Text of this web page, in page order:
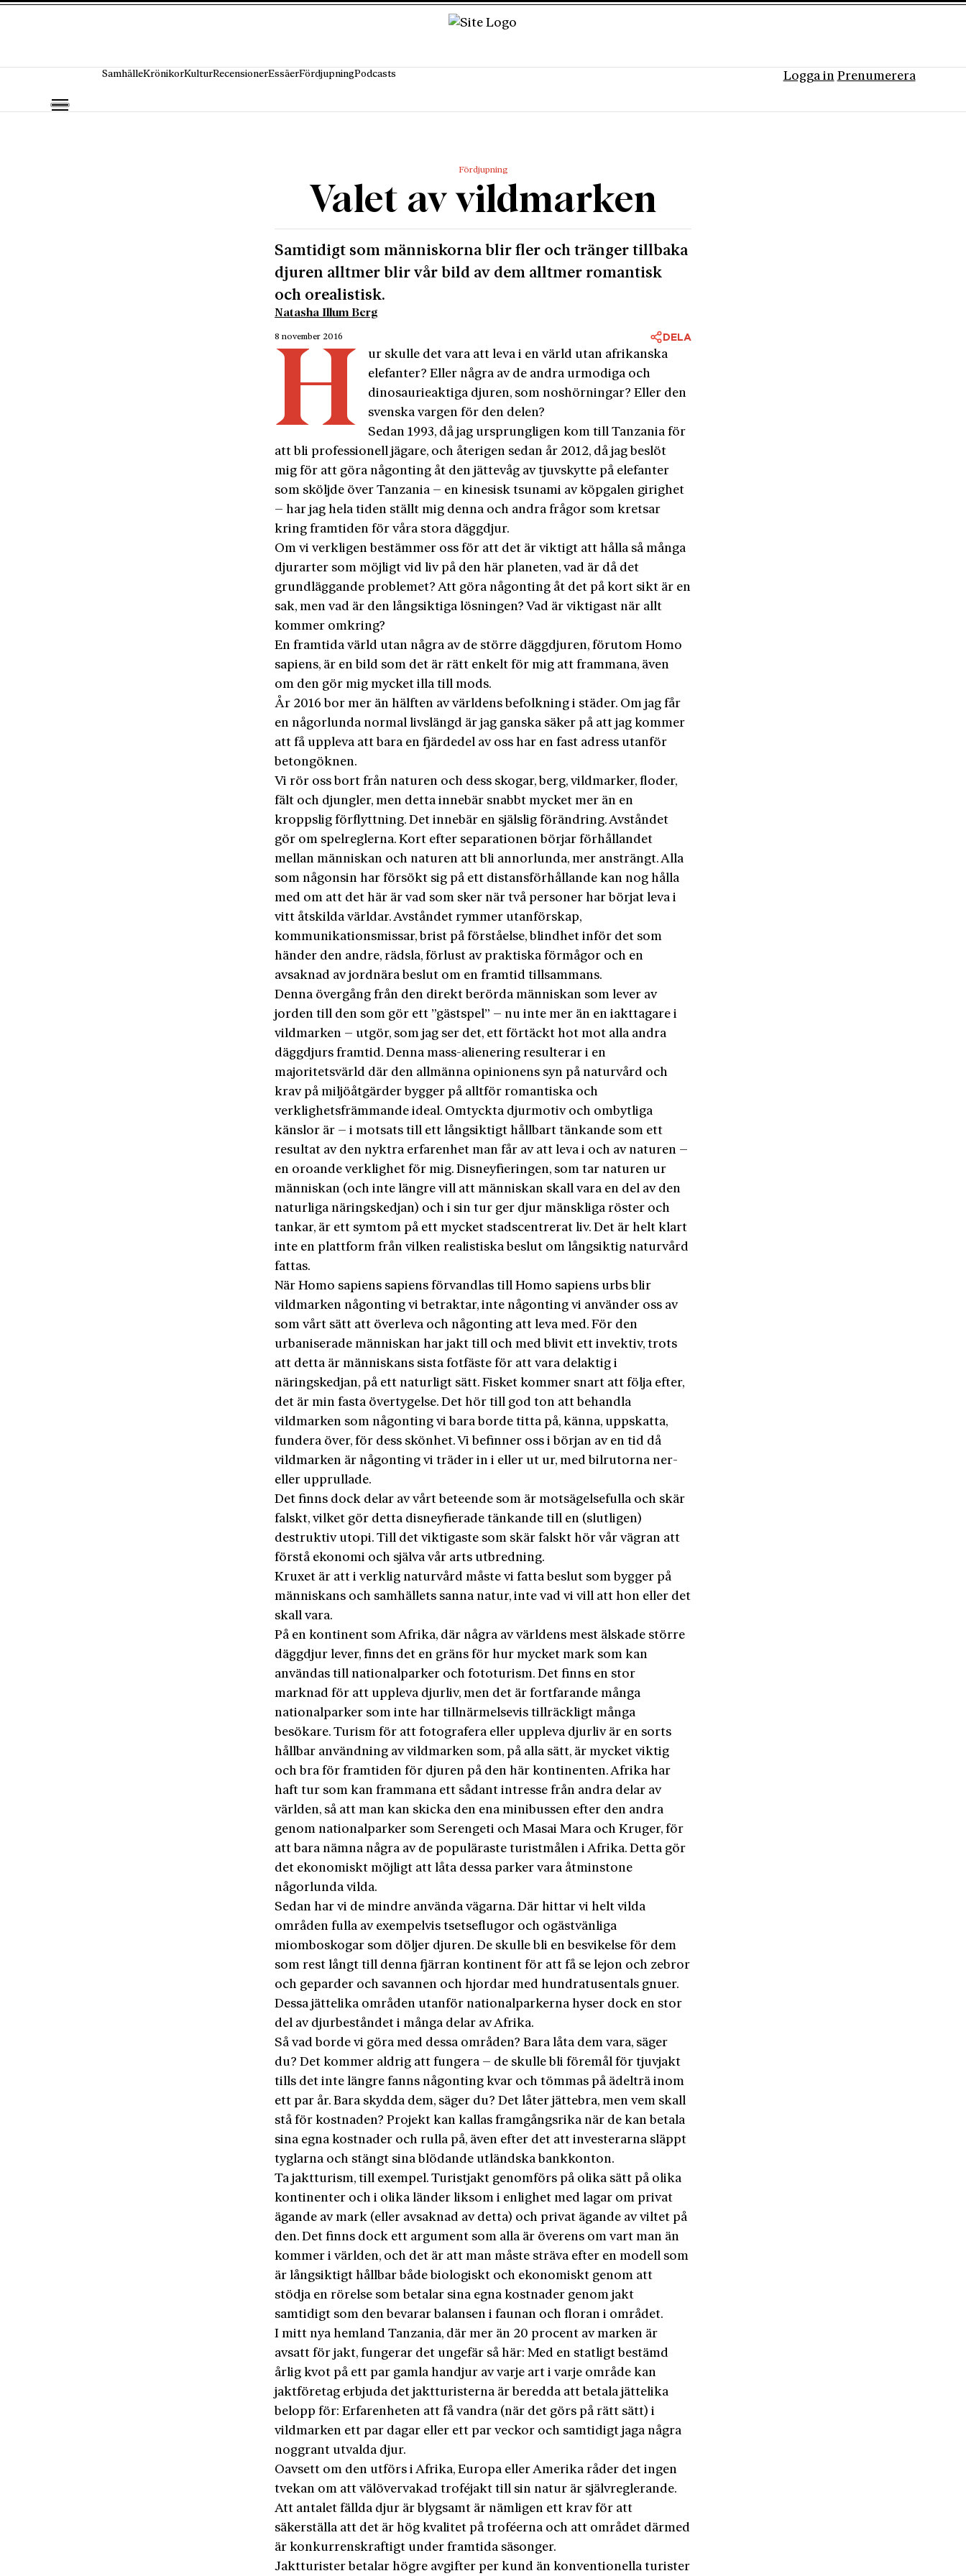
SamhälleKrönikorKulturRecensionerEssäerFördjupningPodcasts Logga in Prenumerera
Fördjupning
Valet av vildmarken
Samtidigt som människorna blir fler och tränger tillbaka
djuren alltmer blir vår bild av dem alltmer romantisk
och orealistisk.
Natasha Illum Berg
8 november 2016 DELA
H
ur skulle det vara att leva i en värld utan afrikanska
elefanter? Eller några av de andra urmodiga och
dinosaurieaktiga djuren, som noshörningar? Eller den
svenska vargen för den delen?
Sedan 1993, då jag ursprungligen kom till Tanzania för
att bli professionell jägare, och återigen sedan år 2012, då jag beslöt
mig för att göra någonting åt den jättevåg av tjuvskytte på elefanter
som sköljde över Tanzania – en kinesisk tsunami av köpgalen girighet
– har jag hela tiden ställt mig denna och andra frågor som kretsar
kring framtiden för våra stora däggdjur.
Om vi verkligen bestämmer oss för att det är viktigt att hålla så många
djurarter som möjligt vid liv på den här planeten, vad är då det
grundläggande problemet? Att göra någonting åt det på kort sikt är en
sak, men vad är den långsiktiga lösningen? Vad är viktigast när allt
kommer omkring?
En framtida värld utan några av de större däggdjuren, förutom Homo
sapiens, är en bild som det är rätt enkelt för mig att frammana, även
om den gör mig mycket illa till mods.
År 2016 bor mer än hälften av världens befolkning i städer. Om jag får
en någorlunda normal livslängd är jag ganska säker på att jag kommer
att få uppleva att bara en fjärdedel av oss har en fast adress utanför
betongöknen.
Vi rör oss bort från naturen och dess skogar, berg, vildmarker, floder,
fält och djungler, men detta innebär snabbt mycket mer än en
kroppslig förflyttning. Det innebär en själslig förändring. Avståndet
gör om spelreglerna. Kort efter separationen börjar förhållandet
mellan människan och naturen att bli annorlunda, mer ansträngt. Alla
som någonsin har försökt sig på ett distansförhållande kan nog hålla
med om att det här är vad som sker när två personer har börjat leva i
vitt åtskilda världar. Avståndet rymmer utanförskap,
kommunikationsmissar, brist på förståelse, blindhet inför det som
händer den andre, rädsla, förlust av praktiska förmågor och en
avsaknad av jordnära beslut om en framtid tillsammans.
Denna övergång från den direkt berörda människan som lever av
jorden till den som gör ett ”gästspel” – nu inte mer än en iakttagare i
vildmarken – utgör, som jag ser det, ett förtäckt hot mot alla andra
däggdjurs framtid. Denna mass-alienering resulterar i en
majoritetsvärld där den allmänna opinionens syn på naturvård och
krav på miljöåtgärder bygger på alltför romantiska och
verklighetsfrämmande ideal. Omtyckta djurmotiv och ombytliga
känslor är – i motsats till ett långsiktigt hållbart tänkande som ett
resultat av den nyktra erfarenhet man får av att leva i och av naturen –
en oroande verklighet för mig. Disneyfieringen, som tar naturen ur
människan (och inte längre vill att människan skall vara en del av den
naturliga näringskedjan) och i sin tur ger djur mänskliga röster och
tankar, är ett symtom på ett mycket stadscentrerat liv. Det är helt klart
inte en plattform från vilken realistiska beslut om långsiktig naturvård
fattas.
När Homo sapiens sapiens förvandlas till Homo sapiens urbs blir
vildmarken någonting vi betraktar, inte någonting vi använder oss av
som vårt sätt att överleva och någonting att leva med. För den
urbaniserade människan har jakt till och med blivit ett invektiv, trots
att detta är människans sista fotfäste för att vara delaktig i
näringskedjan, på ett naturligt sätt. Fisket kommer snart att följa efter,
det är min fasta övertygelse. Det hör till god ton att behandla
vildmarken som någonting vi bara borde titta på, känna, uppskatta,
fundera över, för dess skönhet. Vi befinner oss i början av en tid då
vildmarken är någonting vi träder in i eller ut ur, med bilrutorna ner-
eller upprullade.
Det finns dock delar av vårt beteende som är motsägelsefulla och skär
falskt, vilket gör detta disneyfierade tänkande till en (slutligen)
destruktiv utopi. Till det viktigaste som skär falskt hör vår vägran att
förstå ekonomi och själva vår arts utbredning.
Kruxet är att i verklig naturvård måste vi fatta beslut som bygger på
människans och samhällets sanna natur, inte vad vi vill att hon eller det
skall vara.
På en kontinent som Afrika, där några av världens mest älskade större
däggdjur lever, finns det en gräns för hur mycket mark som kan
användas till nationalparker och fototurism. Det finns en stor
marknad för att uppleva djurliv, men det är fortfarande många
nationalparker som inte har tillnärmelsevis tillräckligt många
besökare. Turism för att fotografera eller uppleva djurliv är en sorts
hållbar användning av vildmarken som, på alla sätt, är mycket viktig
och bra för framtiden för djuren på den här kontinenten. Afrika har
haft tur som kan frammana ett sådant intresse från andra delar av
världen, så att man kan skicka den ena minibussen efter den andra
genom nationalparker som Serengeti och Masai Mara och Kruger, för
att bara nämna några av de populäraste turistmålen i Afrika. Detta gör
det ekonomiskt möjligt att låta dessa parker vara åtminstone
någorlunda vilda.
Sedan har vi de mindre använda vägarna. Där hittar vi helt vilda
områden fulla av exempelvis tsetseflugor och ogästvänliga
miomboskogar som döljer djuren. De skulle bli en besvikelse för dem
som rest långt till denna fjärran kontinent för att få se lejon och zebror
och geparder och savannen och hjordar med hundratusentals gnuer.
Dessa jättelika områden utanför nationalparkerna hyser dock en stor
del av djurbeståndet i många delar av Afrika.
Så vad borde vi göra med dessa områden? Bara låta dem vara, säger
du? Det kommer aldrig att fungera – de skulle bli föremål för tjuvjakt
tills det inte längre fanns någonting kvar och tömmas på ädelträ inom
ett par år. Bara skydda dem, säger du? Det låter jättebra, men vem skall
stå för kostnaden? Projekt kan kallas framgångsrika när de kan betala
sina egna kostnader och rulla på, även efter det att investerarna släppt
tyglarna och stängt sina blödande utländska bankkonton.
Ta jaktturism, till exempel. Turistjakt genomförs på olika sätt på olika
kontinenter och i olika länder liksom i enlighet med lagar om privat
ägande av mark (eller avsaknad av detta) och privat ägande av viltet på
den. Det finns dock ett argument som alla är överens om vart man än
kommer i världen, och det är att man måste sträva efter en modell som
är långsiktigt hållbar både biologiskt och ekonomiskt genom att
stödja en rörelse som betalar sina egna kostnader genom jakt
samtidigt som den bevarar balansen i faunan och floran i området.
I mitt nya hemland Tanzania, där mer än 20 procent av marken är
avsatt för jakt, fungerar det ungefär så här: Med en statligt bestämd
årlig kvot på ett par gamla handjur av varje art i varje område kan
jaktföretag erbjuda det jaktturisterna är beredda att betala jättelika
belopp för: Erfarenheten att få vandra (när det görs på rätt sätt) i
vildmarken ett par dagar eller ett par veckor och samtidigt jaga några
noggrant utvalda djur.
Oavsett om den utförs i Afrika, Europa eller Amerika råder det ingen
tvekan om att välövervakad troféjakt till sin natur är självreglerande.
Att antalet fällda djur är blygsamt är nämligen ett krav för att
säkerställa att det är hög kvalitet på troféerna och att området därmed
är konkurrenskraftigt under framtida säsonger.
Jaktturister betalar högre avgifter per kund än konventionella turister